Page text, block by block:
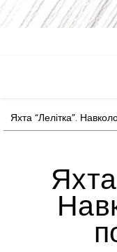
Яхта “Лелітка”.